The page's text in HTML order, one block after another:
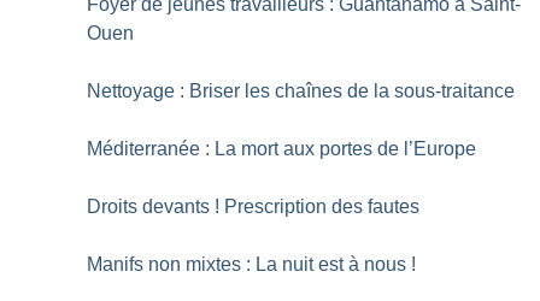
Foyer de jeunes travailleurs : Guantánamo à Saint-
Ouen
Nettoyage : Briser les chaînes de la sous-traitance
Méditerranée : La mort aux portes de l’Europe
Droits devants ! Prescription des fautes
Manifs non mixtes : La nuit est à nous !